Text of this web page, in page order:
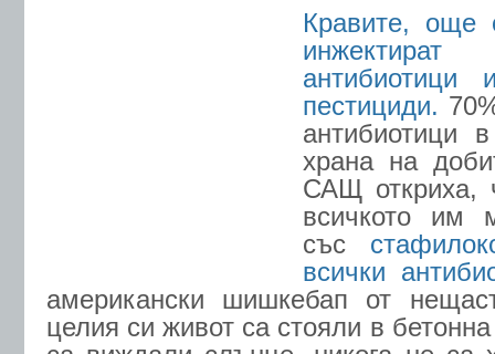
Кравите, още
пестициди.
антибиотици
храна на
САЩ откриха,
всичкото им
със
всички
американски шишкебап от
целия си живот са стояли в бетонна